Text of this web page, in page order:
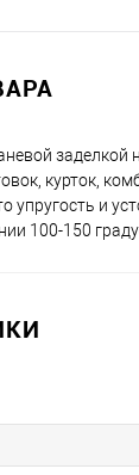
заделкой
курток,
упругость и
100-150